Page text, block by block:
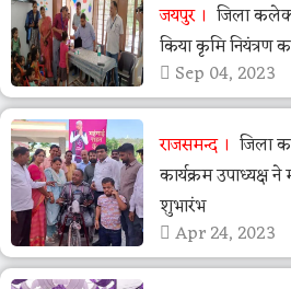
जयपुर
जिला
किया कृमि नियंत्रण
Sep 04, 2023
राजसमन्द
जिला
कार्यक्रम उपाध्यक्ष
शुभारंभ
Apr 24, 2023